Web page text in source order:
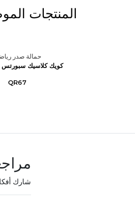
المنتجات
حمالة صدر
كويك كلاسيك سبورتس
QR67
شارك